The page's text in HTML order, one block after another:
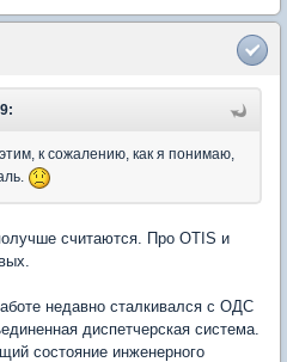
к сожалению, как я понимаю,
считаются. Про OTIS и
недавно сталкивался с ОДС
диспетчерская система.
состояние инженерного